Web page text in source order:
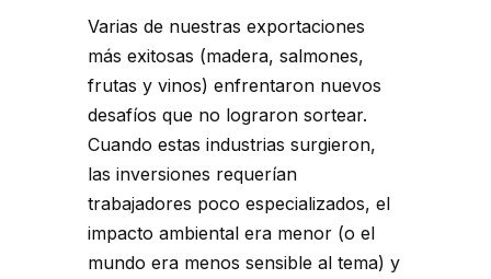
Varias de nuestras exportaciones
más exitosas (madera, salmones,
frutas y vinos) enfrentaron nuevos
desafíos que no lograron sortear.
Cuando estas industrias surgieron,
las inversiones requerían
trabajadores poco especializados, el
impacto ambiental era menor (o el
mundo era menos sensible al tema) y